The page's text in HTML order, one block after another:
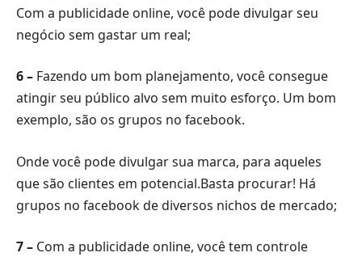
Com a publicidade online, você pode divulgar seu
negócio sem gastar um real;
6 – Fazendo um bom planejamento, você consegue
atingir seu público alvo sem muito esforço. Um bom
exemplo, são os grupos no facebook.
Onde você pode divulgar sua marca, para aqueles
que são clientes em potencial.Basta procurar! Há
grupos no facebook de diversos nichos de mercado;
7 – Com a publicidade online, você tem controle